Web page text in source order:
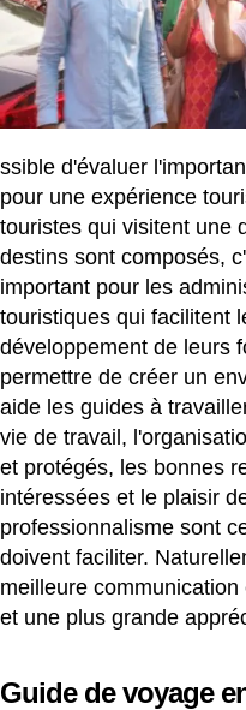
ssible d'évaluer
pour une expérience
touristes qui visitent une
destins sont composés,
important pour les
touristiques qui facilitent
développement de leurs
permettre de créer un
aide les guides à
vie de travail,
et protégés, les bonnes
intéressées et le plaisir
professionnalisme sont
doivent faciliter.
meilleure
et une plus grande
Guide de voyage